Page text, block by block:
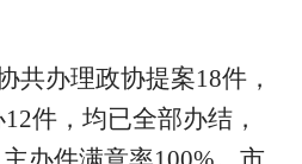
共办理政协提案18件，
件，均已全部办结，